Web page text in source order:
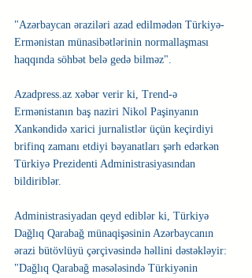
"Azərbaycan əraziləri azad edilmədən Türkiyə-
Ermənistan münasibətlərinin normallaşması
haqqında söhbət belə gedə bilməz".
Azadpress.az xəbər verir ki, Trend-ə
Ermənistanın baş naziri Nikol Paşinyanın
Xankəndidə xarici jurnalistlər üçün keçirdiyi
brifinq zamanı etdiyi bəyanatları şərh edərkən
Türkiyə Prezidenti Administrasiyasından
bildiriblər.
Administrasiyadan qeyd ediblər ki, Türkiyə
Dağlıq Qarabağ münaqişəsinin Azərbaycanın
ərazi bütövlüyü çərçivəsində həllini dəstəkləyir:
"Dağlıq Qarabağ məsələsində Türkiyənin